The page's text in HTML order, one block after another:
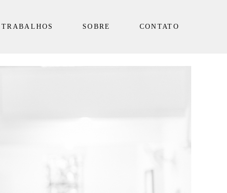
TRABALHOS SOBRE CONTATO